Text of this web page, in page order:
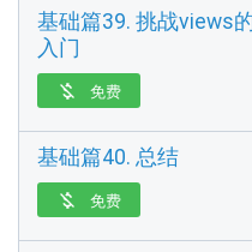
基础篇39. 挑战views
入门
 免费
基础篇40. 总结
 免费